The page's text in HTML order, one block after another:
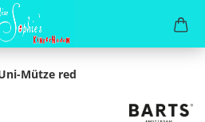
Mütze red